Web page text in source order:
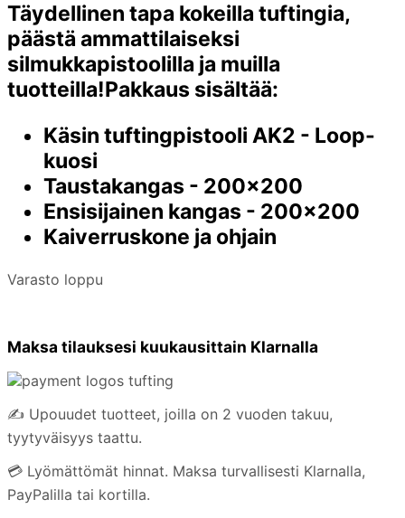
oli:
€336,00.
on:
€276,00.
Täydellinen tapa kokeilla tuftingia,
päästä ammattilaiseksi
silmukkapistoolilla ja muilla
tuotteilla!Pakkaus sisältää:
Käsin tuftingpistooli AK2 - Loop-
kuosi
Taustakangas - 200x200
Ensisijainen kangas - 200x200
Kaiverruskone ja ohjain
Varasto loppu
Maksa tilauksesi kuukausittain Klarnalla
✍️ Upouudet tuotteet, joilla on 2 vuoden takuu,
tyytyväisyys taattu.
💳 Lyömättömät hinnat. Maksa turvallisesti Klarnalla,
PayPalilla tai kortilla.